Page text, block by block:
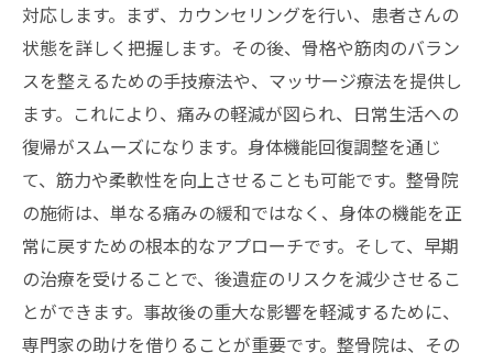
対応します。まず、カウンセリングを行い、患者さんの
状態を詳しく把握します。その後、骨格や筋肉のバラン
スを整えるための手技療法や、マッサージ療法を提供し
ます。これにより、痛みの軽減が図られ、日常生活への
復帰がスムーズになります。身体機能回復調整を通じ
て、筋力や柔軟性を向上させることも可能です。整骨院
の施術は、単なる痛みの緩和ではなく、身体の機能を正
常に戻すための根本的なアプローチです。そして、早期
の治療を受けることで、後遺症のリスクを減少させるこ
とができます。事故後の重大な影響を軽減するために、
専門家の助けを借りることが重要です。整骨院は、その